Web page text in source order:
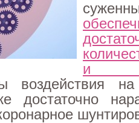
и
воздействия на
достаточно